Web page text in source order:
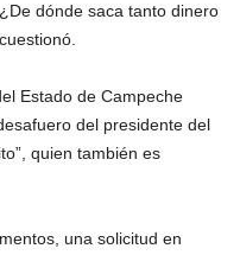
dónde saca tanto dinero
Estado de Campeche
del presidente del
quien también es
una solicitud en